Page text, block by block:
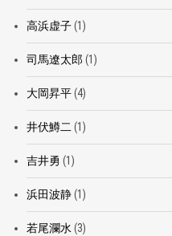
高浜虚子(1)
司馬遼太郎 (1)
大岡昇平(4)
井伏鱒二(1)
吉井勇 (1)
浜田波静(1)
若尾瀾水(3)